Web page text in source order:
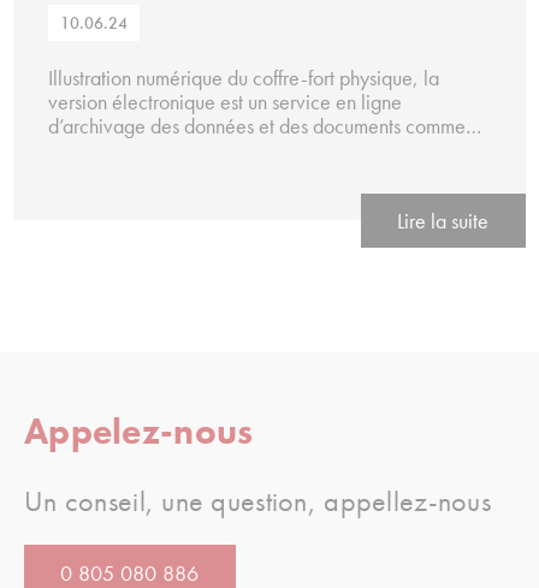
10.06.24
Illustration numérique du coffre-fort physique, la
version électronique est un service en ligne
d’archivage des données et des documents comme…
Lire la suite
Appelez-nous
Un conseil, une question, appellez-nous
0 805 080 886